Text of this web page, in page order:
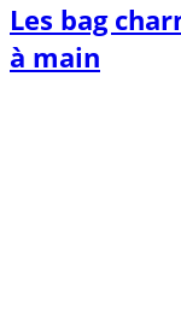
Les bag
à main